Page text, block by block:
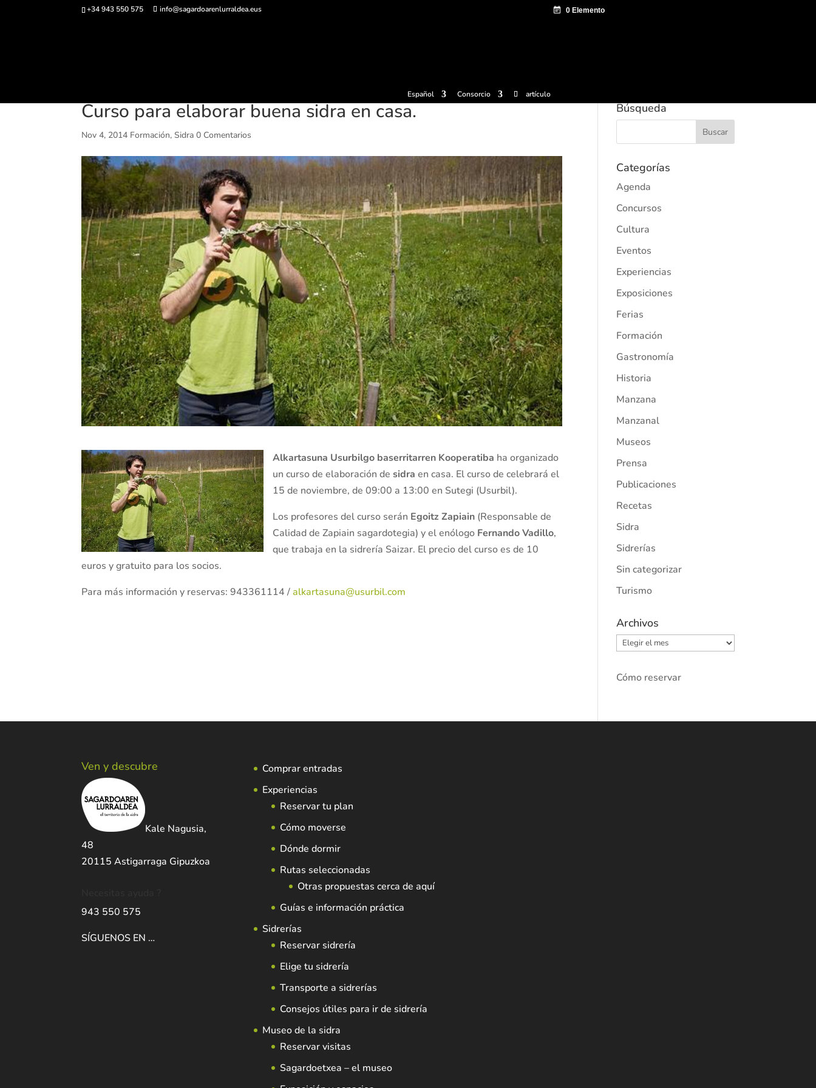
+34 943 550 575 info@sagardoarenlurraldea.eus
Español Consorcio artículo
Curso para elaborar buena sidra en casa.
Nov 4, 2014 Formación,Sidra 0 Comentarios
Alkartasuna Usurbilgo baserritarren Kooperatiba ha organizado
un curso de elaboración desidra en casa. El curso de celebrará el
15 de noviembre, de 09:00 a 13:00 en Sutegi (Usurbil).
Los profesores del curso serán Egoitz Zapiain (Responsable de
Calidad de Zapiain sagardotegia) y el enólogo Fernando Vadillo,
que trabaja en la sidrería Saizar. El precio del curso es de 10
euros y gratuito para los socios.
Para más información y reservas: 943361114 /alkartasuna@usurbil.com
Búsqueda
Categorías
Agenda
Concursos
Cultura
Eventos
Experiencias
Exposiciones
Ferias
Formación
Gastronomía
Historia
Manzana
Manzanal
Museos
Prensa
Publicaciones
Recetas
Sidra
Sidrerías
Sin categorizar
Turismo
Archivos
Archivos
Cómo reservar
Ven y descubre
Kale Nagusia,
48
20115 Astigarraga Gipuzkoa
943 550 575
SÍGUENOS EN …
Comprar entradas
Experiencias
Reservar tu plan
Cómo moverse
Dónde dormir
Rutas seleccionadas
Otras propuestas cerca de aquí
Guías e información práctica
Sidrerías
Reservar sidrería
Elige tu sidrería
Transporte a sidrerías
Consejos útiles para ir de sidrería
Museo de la sidra
Reservar visitas
Sagardoetxea – el museo